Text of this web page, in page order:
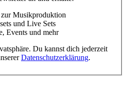
Musikproduktion
und Live Sets
Events und mehr
Du kannst dich jederzeit
Datenschutzerklärung.